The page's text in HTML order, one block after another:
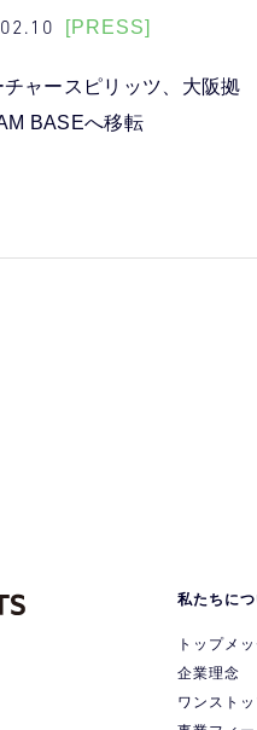
[PRESS]
チャースピリッツ、大阪拠
BASEへ移転
私たちに
トップメ
企業理念
ワンスト